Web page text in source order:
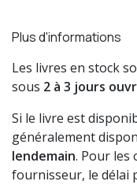
Plus d'informations
Les livres en stock
sous 2 à 3 jours
Si le livre est
généralement
lendemain. Pour les
fournisseur, le délai